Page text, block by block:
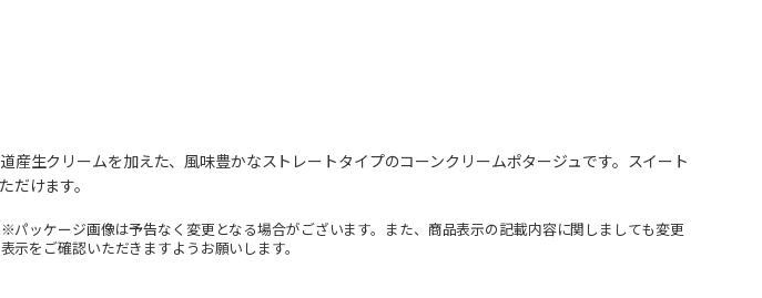
産生クリームを加えた、風味豊かなストレートタイプのコーンクリームポタージュです。スイート
だけます。
ッケージ画像は予告なく変更となる場合がございます。また、商品表示の記載内容に関しましても変更
示をご確認いただきますようお願いします。